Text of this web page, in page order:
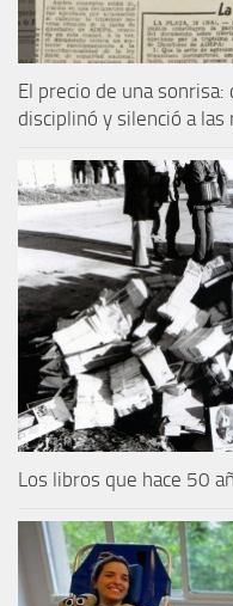
El precio de una
disciplinó y silenció a
Los libros que hace 50